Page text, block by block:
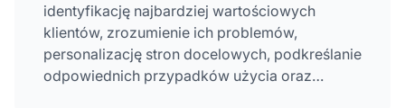
identyfikację najbardziej wartościowych
klientów, zrozumienie ich problemów,
personalizację stron docelowych, podkreślanie
odpowiednich przypadków użycia oraz